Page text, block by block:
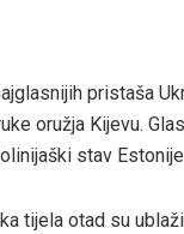
pristaša
oružja Kijevu.
stav
tijela otad su